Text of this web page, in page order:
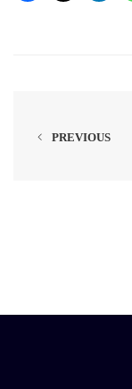
PREVIOUS